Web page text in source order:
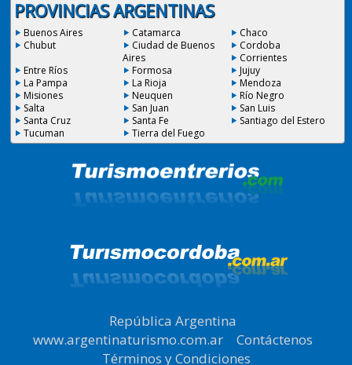
PROVINCIAS ARGENTINAS
Buenos Aires Catamarca
Chaco
Chubut
Ciudad de Buenos
Aires
Cordoba
Corrientes
Entre Ríos
Formosa
Jujuy
La Pampa
La Rioja
Mendoza
Misiones
Neuquen
Río Negro
Salta
San Juan
San Luis
Santa Cruz
Santa Fe
Santiago del Estero
Tucuman
Tierra del Fuego
República Argentina
www.argentinaturismo.com.ar| Contáctenos
Términos y Condiciones